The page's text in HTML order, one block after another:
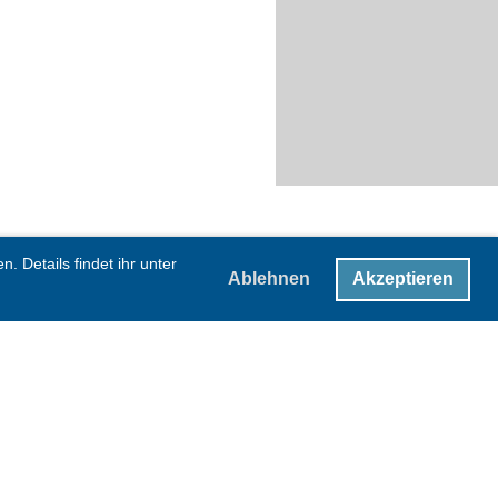
Details findet ihr unter
Ablehnen Akzeptieren